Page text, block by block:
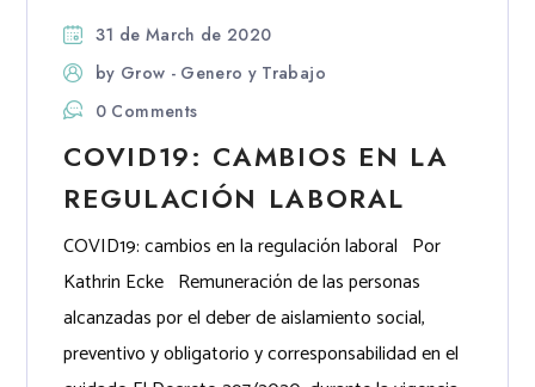
31 de March de 2020
by Grow - Genero y Trabajo
0 Comments
COVID19: CAMBIOS EN LA
REGULACIÓN LABORAL
COVID19: cambios en la regulación laboral Por
Kathrin Ecke Remuneración de las personas
alcanzadas por el deber de aislamiento social,
preventivo y obligatorio y corresponsabilidad en el